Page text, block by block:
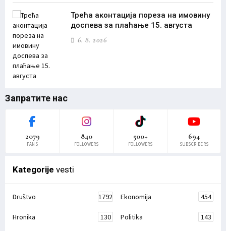
Трећа аконтација пореза на имовину
доспева за плаћање 15. августа
6. 8. 2026
Запратите нас
2079
FANS
840
FOLLOWERS
500+
FOLLOWERS
694
SUBSCRIBERS
Kategorije vesti
Društvo 1792 Ekonomija 454
Hronika 130 Politika 143